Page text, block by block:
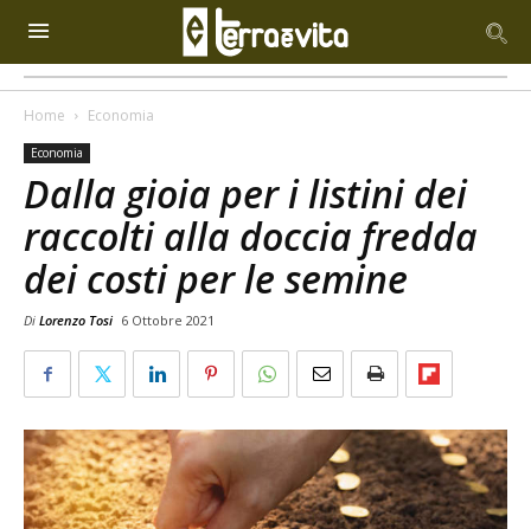
Home Economia
Economia
Dalla gioia per i listini dei
raccolti alla doccia fredda
dei costi per le semine
Di Lorenzo Tosi 6 Ottobre 2021